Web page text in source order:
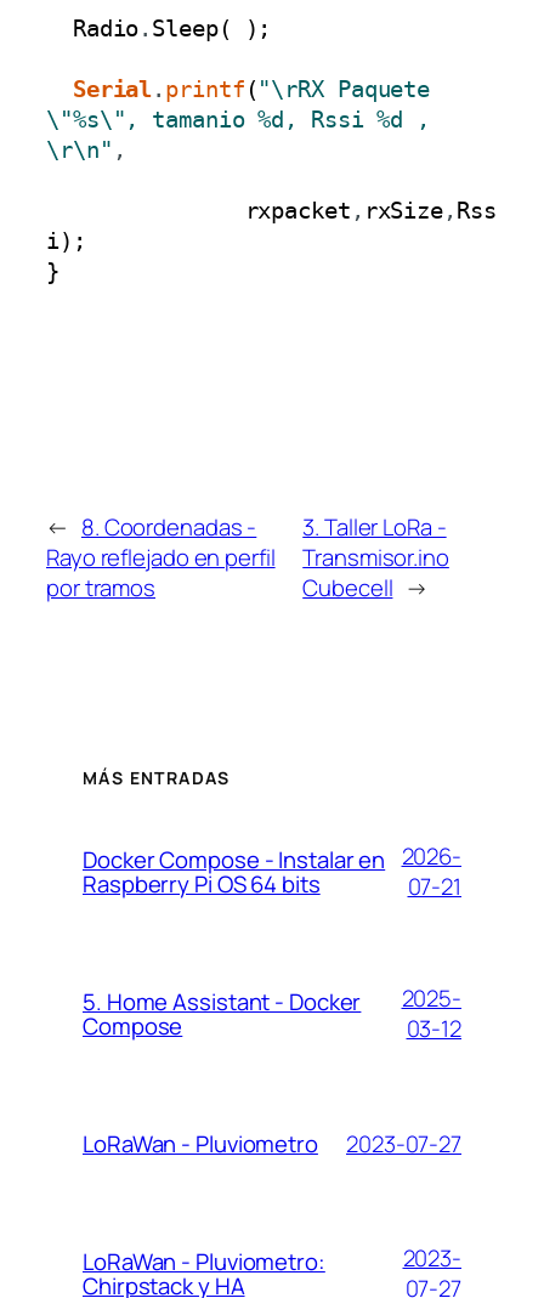
Radio. Sleep( ) ;
Serial. printf ( "\rRX Paquete
\"%s\", tamanio %d, Rssi %d ,
\r\n" ,
rxpacket , rxSize, Rss
i) ;
}
← 8. Coordenadas -
Rayo reflejado en perfil
por tramos
3. Taller LoRa -
Transmisor.ino
Cubecell →
MÁS ENTRADAS
Docker Compose - Instalar en
Raspberry Pi OS 64 bits
2026-
07-21
5. Home Assistant - Docker
Compose
2025-
03-12
LoRaWan - Pluviometro 2023-07-27
LoRaWan - Pluviometro:
Chirpstack y HA
2023-
07-27